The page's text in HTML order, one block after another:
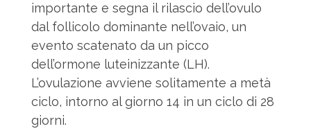
importante e segna il rilascio dell’ovulo
dal follicolo dominante nell’ovaio, un
evento scatenato da un picco
dell’ormone luteinizzante (LH).
L’ovulazione avviene solitamente a metà
ciclo, intorno al giorno 14 in un ciclo di 28
giorni.